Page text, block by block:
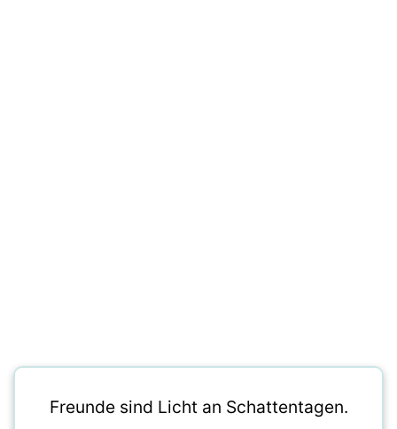
Freunde sind Licht an Schattentagen.